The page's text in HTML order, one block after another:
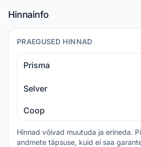
Hinnainfo
PRAEGUSED HINNAD
Prisma
Selver
Coop
Hinnad võivad muutuda ja erineda.
andmete täpsuse, kuid ei saa